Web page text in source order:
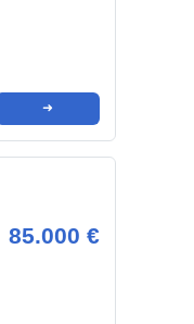
➜
85.000 €